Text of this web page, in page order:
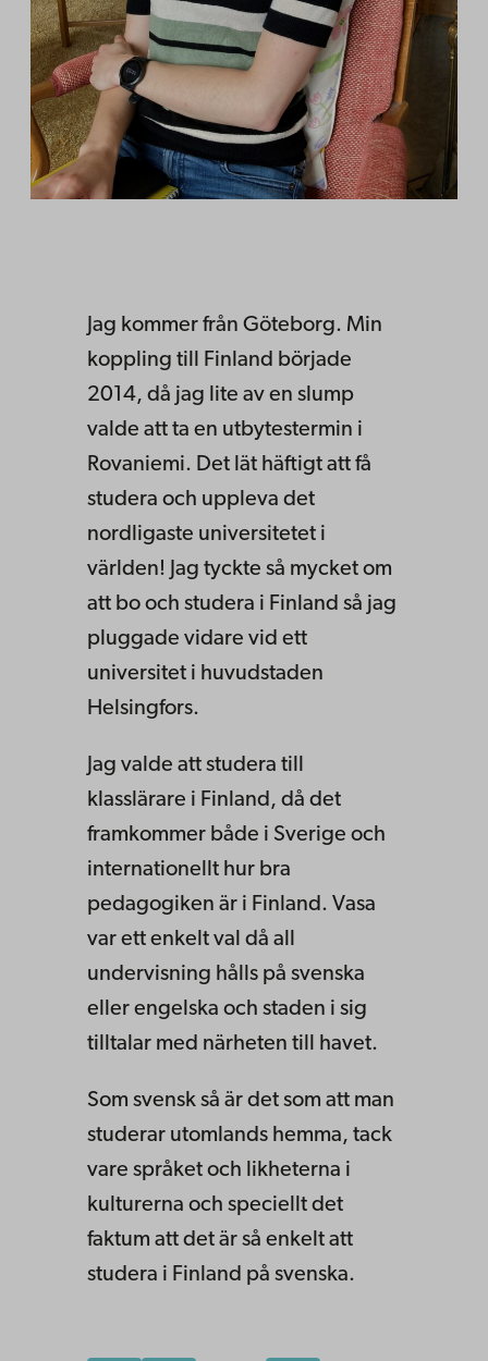
Jag kommer från Göteborg. Min
koppling till Finland började
2014, då jag lite av en slump
valde att ta en utbytestermin i
Rovaniemi. Det lät häftigt att få
studera och uppleva det
nordligaste universitetet i
världen! Jag tyckte så mycket om
att bo och studera i Finland så jag
pluggade vidare vid ett
universitet i huvudstaden
Helsingfors.
Jag valde att studera till
klasslärare i Finland, då det
framkommer både i Sverige och
internationellt hur bra
pedagogiken är i Finland. Vasa
var ett enkelt val då all
undervisning hålls på svenska
eller engelska och staden i sig
tilltalar med närheten till havet.
Som svensk så är det som att man
studerar utomlands hemma, tack
vare språket och likheterna i
kulturerna och speciellt det
faktum att det är så enkelt att
studera i Finland på svenska.